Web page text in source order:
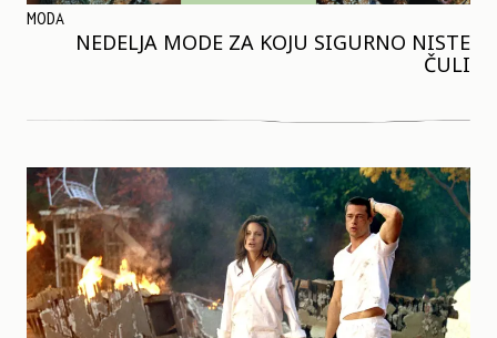
MODA
NEDELJA MODE ZA KOJU SIGURNO NISTE
ČULI